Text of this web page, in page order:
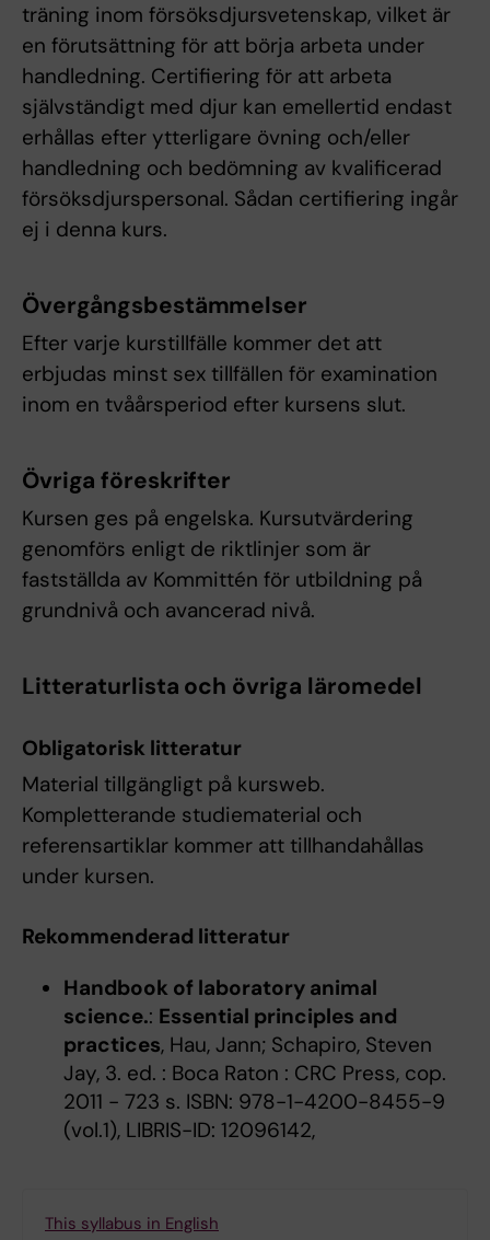
träning inom försöksdjursvetenskap, vilket är
en förutsättning för att börja arbeta under
handledning. Certifiering för att arbeta
självständigt med djur kan emellertid endast
erhållas efter ytterligare övning och/eller
handledning och bedömning av kvalificerad
försöksdjurspersonal. Sådan certifiering ingår
ej i denna kurs.
Övergångsbestämmelser
Efter varje kurstillfälle kommer det att
erbjudas minst sex tillfällen för examination
inom en tvåårsperiod efter kursens slut.
Övriga föreskrifter
Kursen ges på engelska. Kursutvärdering
genomförs enligt de riktlinjer som är
fastställda av Kommittén för utbildning på
grundnivå och avancerad nivå.
Litteraturlista och övriga läromedel
Obligatorisk litteratur
Material tillgängligt på kursweb.
Kompletterande studiematerial och
referensartiklar kommer att tillhandahållas
under kursen.
Rekommenderad litteratur
Handbook of laboratory animal
science.: Essential principles and
practices, Hau, Jann; Schapiro, Steven
Jay, 3. ed. : Boca Raton : CRC Press, cop.
2011 - 723 s. ISBN: 978-1-4200-8455-9
(vol.1), LIBRIS-ID: 12096142,
This syllabus in English